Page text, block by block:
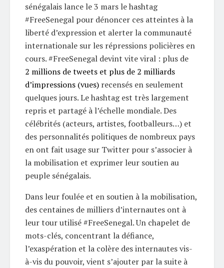
sénégalais lance le 3 mars le hashtag
#FreeSenegal pour dénoncer ces atteintes à la
liberté d’expression et alerter la communauté
internationale sur les répressions policières en
cours. #FreeSenegal devint vite viral : plus de
2 millions de tweets et plus de 2 milliards
d’impressions (vues) recensés en seulement
quelques jours. Le hashtag est très largement
repris et partagé à l’échelle mondiale. Des
célébrités (acteurs, artistes, footballeurs…) et
des personnalités politiques de nombreux pays
en ont fait usage sur Twitter pour s’associer à
la mobilisation et exprimer leur soutien au
peuple sénégalais.
Dans leur foulée et en soutien à la mobilisation,
des centaines de milliers d’internautes ont à
leur tour utilisé #FreeSenegal. Un chapelet de
mots-clés, concentrant la défiance,
l’exaspération et la colère des internautes vis-
à-vis du pouvoir, vient s’ajouter par la suite à